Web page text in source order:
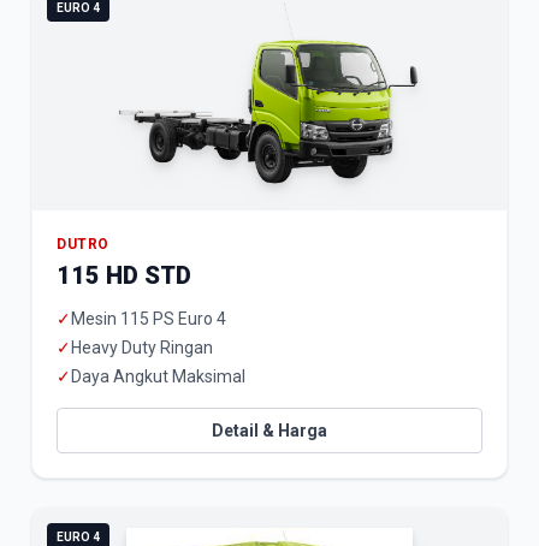
EURO 4
DUTRO
115 HD STD
✓ Mesin 115 PS Euro 4
✓ Heavy Duty Ringan
✓ Daya Angkut Maksimal
Detail & Harga
EURO 4